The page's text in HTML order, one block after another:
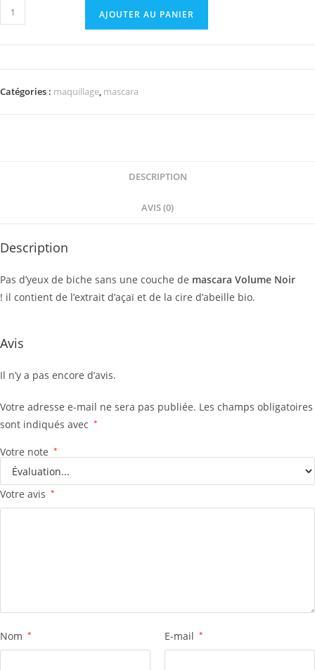
quantité
de
AJOUTER AU PANIER
Catégories : maquillage, mascara
DESCRIPTION
AVIS (0)
Description
Pas d’yeux de biche sans une couche de mascara Volume Noir
! il contient de l’extrait d’açaï et de la cire d’abeille bio.
Avis
Il n’y a pas encore d’avis.
Votre adresse e-mail ne sera pas publiée. Les champs obligatoires
sont indiqués avec *
Votre note *
Votre avis *
Nom * E-mail *